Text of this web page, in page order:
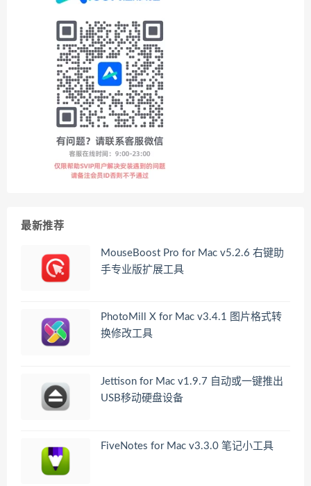
最新推荐
MouseBoost Pro for Mac v5.2.6 右键助
手专业版扩展工具
PhotoMill X for Mac v3.4.1 图片格式转
换修改工具
Jettison for Mac v1.9.7 自动或一键推出
USB移动硬盘设备
FiveNotes for Mac v3.3.0 笔记小工具